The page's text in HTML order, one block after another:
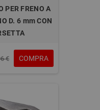
PER FRENO A
D. 6 mm CON
€ COMPRA